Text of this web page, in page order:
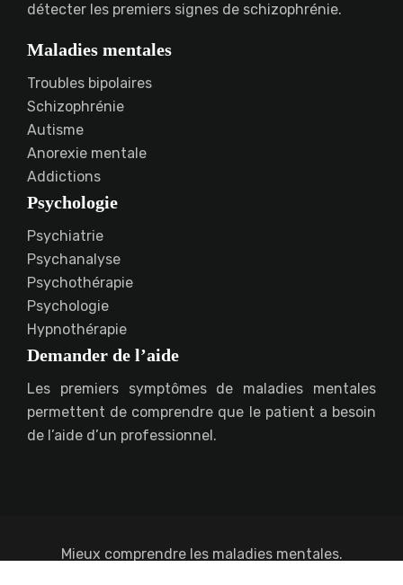
détecter les premiers signes de schizophrénie.
Maladies mentales
Troubles bipolaires
Schizophrénie
Autisme
Anorexie mentale
Addictions
Psychologie
Psychiatrie
Psychanalyse
Psychothérapie
Psychologie
Hypnothérapie
Demander de l’aide
Les premiers symptômes de maladies mentales
permettent de comprendre que le patient a besoin
de l’aide d’un professionnel.
Mieux comprendre les maladies mentales.